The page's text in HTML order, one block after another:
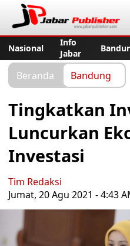
Nasional
Info
Jabar
Beranda Bandung
Tingkatkan
Luncurkan
Investasi
Tim Redaksi
Jumat, 20 Agu 2021 - 4:43